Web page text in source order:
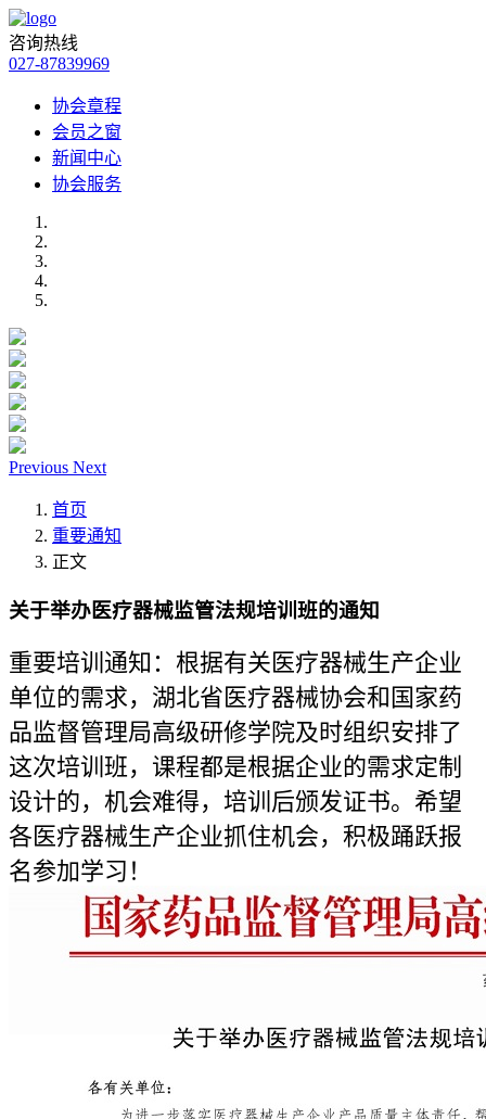
咨询热线
027-87839969
协会章程
会员之窗
新闻中心
协会服务
Previous Next
首页
重要通知
正文
关于举办医疗器械监管法规培训班的通知
重要培训通知：根据有关医疗器械生产企业
单位的需求，湖北省医疗器械协会和国家药
品监督管理局高级研修学院及时组织安排了
这次培训班，课程都是根据企业的需求定制
设计的，机会难得，培训后颁发证书。希望
各医疗器械生产企业抓住机会，积极踊跃报
名参加学习！